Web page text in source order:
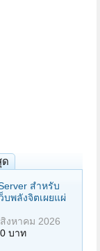
ด
สำหรับ
บพลังจิตเผยแผ่
งหาคม 2026
บาท